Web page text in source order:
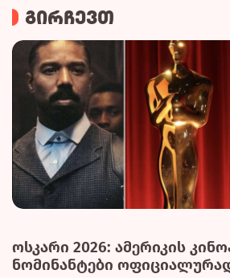
გირჩევთ
ოსკარი 2026: ამერიკის
ნომინანტები